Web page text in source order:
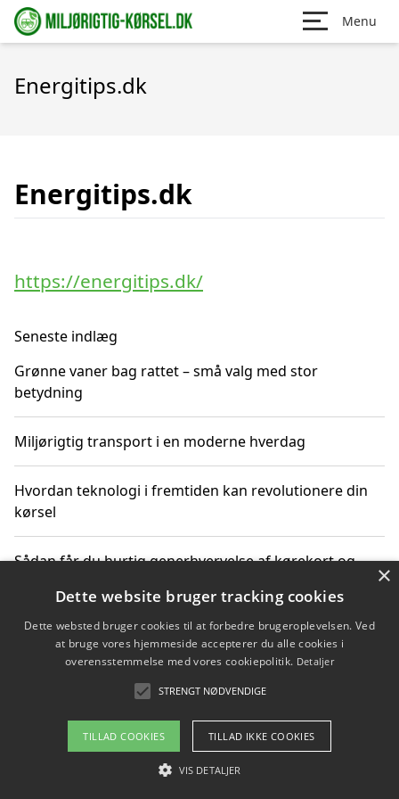
Menu
Energitips.dk
Energitips.dk
https://energitips.dk/
Seneste indlæg
Grønne vaner bag rattet – små valg med stor
betydning
Miljørigtig transport i en moderne hverdag
Hvordan teknologi i fremtiden kan revolutionere din
kørsel
Sådan får du hurtig generhvervelse af kørekort og
Sådan lærer du miljørigtig kørsel hos en køreskole i
Gentofte
Copyright 2026 - Pilanto Aps
Om / kontakt
×
Dette website bruger tracking cookies
Dette websted bruger cookies til at forbedre brugeroplevelsen. Ved
at bruge vores hjemmeside accepterer du alle cookies i
overensstemmelse med vores cookiepolitik. Detaljer
STRENGT NØDVENDIGE
TILLAD COOKIES TILLAD IKKE COOKIES
VIS DETALJER